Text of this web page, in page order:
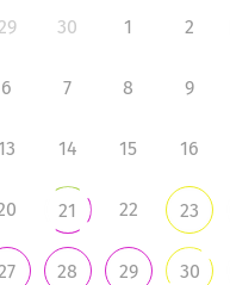
29 30 1 2
6 7 8 9
13 14 15 16
21 22 23
28 29 30